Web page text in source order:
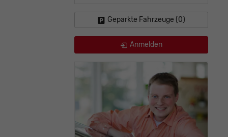
Geparkte Fahrzeuge (0)
Anmelden